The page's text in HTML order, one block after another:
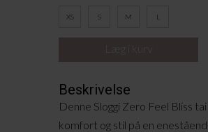
XS S M L
Beskrivelse
Denne Sloggi Zero Feel Bliss
komfort og stil på en